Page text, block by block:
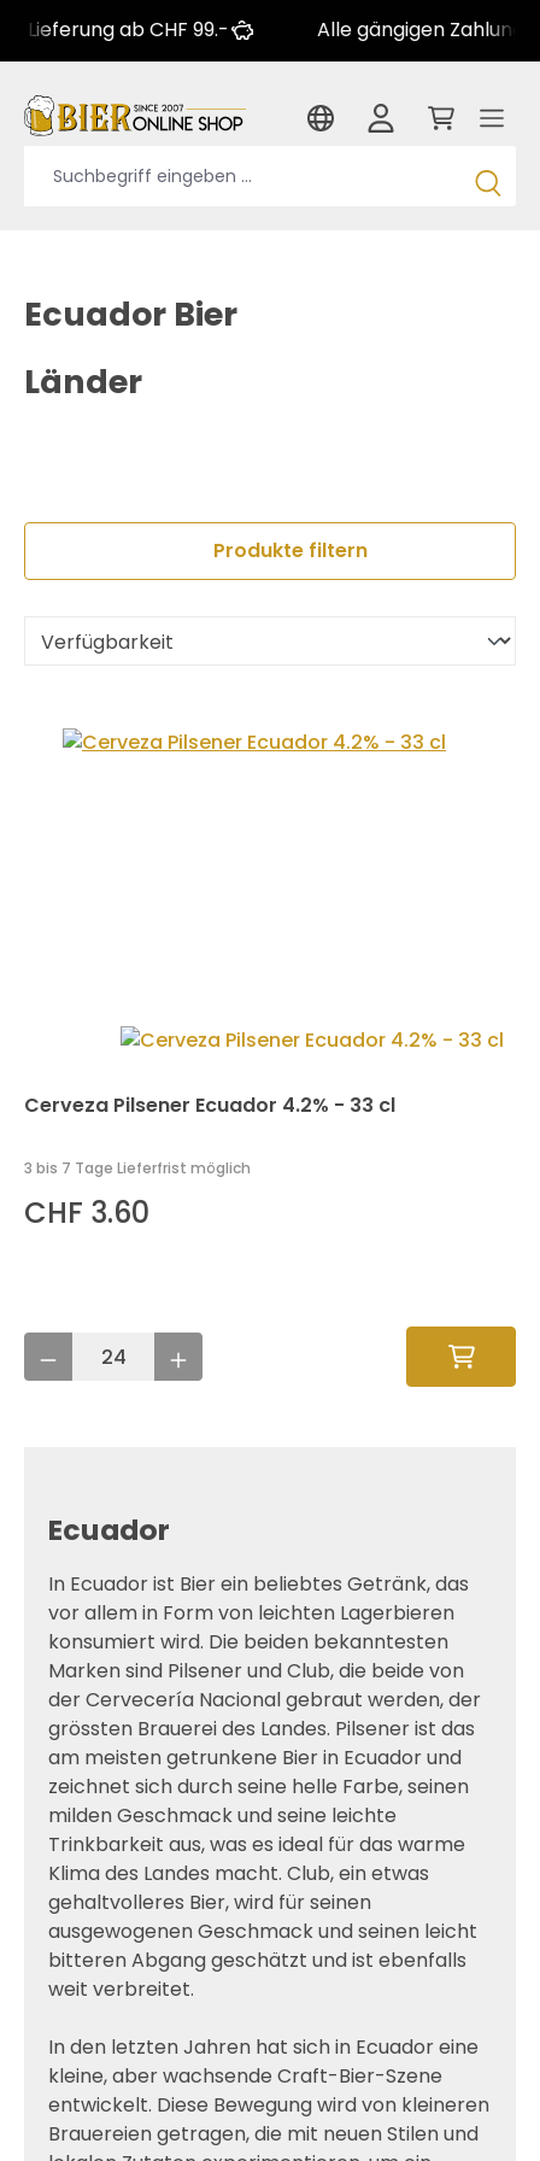
ab CHF 99.- Alle gängigen Zahlungsarten
Ecuador Bier
Länder
Produkte filtern
Cerveza Pilsener Ecuador 4.2% - 33 cl
3 bis 7 Tage Lieferfrist möglich
CHF 3.60
Ecuador
In Ecuador ist Bier ein beliebtes Getränk, das
vor allem in Form von leichten Lagerbieren
konsumiert wird. Die beiden bekanntesten
Marken sind Pilsener und Club, die beide von
der Cervecería Nacional gebraut werden, der
grössten Brauerei des Landes. Pilsener ist das
am meisten getrunkene Bier in Ecuador und
zeichnet sich durch seine helle Farbe, seinen
milden Geschmack und seine leichte
Trinkbarkeit aus, was es ideal für das warme
Klima des Landes macht. Club, ein etwas
gehaltvolleres Bier, wird für seinen
ausgewogenen Geschmack und seinen leicht
bitteren Abgang geschätzt und ist ebenfalls
weit verbreitet.
In den letzten Jahren hat sich in Ecuador eine
kleine, aber wachsende Craft-Bier-Szene
entwickelt. Diese Bewegung wird von kleineren
Brauereien getragen, die mit neuen Stilen und